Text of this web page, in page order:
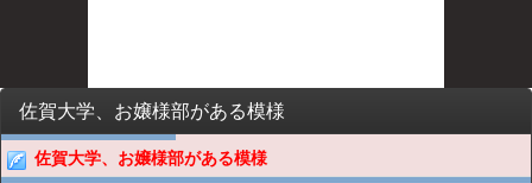
佐賀大学、お嬢様部がある模様
佐賀大学、お嬢様部がある模様